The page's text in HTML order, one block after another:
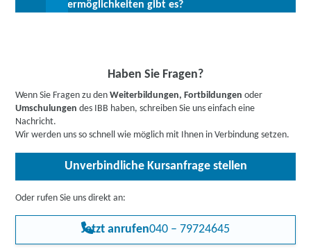
Sekretariatsbereich für viele Branchen bzw. Tätigkeitsfelder im
Dienst und gilt als zukunftssicher.
Fördermöglichkeiten gibt es?
hiergerne vorab über Förderprogramme,
Arbeitssuchende ,Berufstätige,Unternehmenoder
Rehabilitand:innen.
Haben Sie Fragen?
Wenn Sie Fragen zu denWeiterbildungen, Fortbildungen oder
Umschulungen des IBB haben, schreiben Sie uns einfach eine
Nachricht.
Wir werden uns so schnell wie möglich mit Ihnen in Verbindung setzen.
Unverbindliche Kursanfrage stellen
Oder rufen Sie uns direkt an:
Jetzt anrufen040 – 79724645